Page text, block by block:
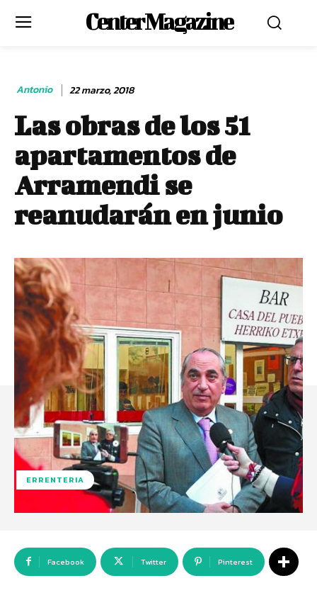
Center Magazine
Antonio 22 marzo, 2018
Las obras de los 51
apartamentos de
Arramendi se
reanudarán en junio
ERRENTERIA
Facebook Twitter Pinterest